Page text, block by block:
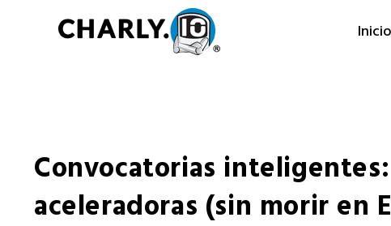
Inicio
Convocatorias
aceleradoras (sin morir en